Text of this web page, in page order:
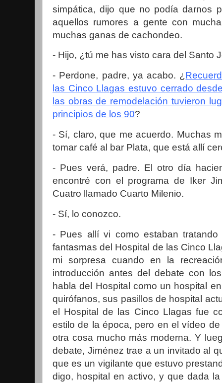
simpática, dijo que no podía darnos
aquellos rumores a gente con
muchas ganas de cachondeo.
- Hijo, ¿tú me has visto cara del Santo
- Perdone, padre, ya acabo. ¿
las Cinco Llagas estuvo cerrado
las obras de remodelación tuvieron
principios de los 90?
- Sí, claro, que me acuerdo. Muchas
tomar café al bar Plata, que está allí
- Pues verá, padre. El otro día
encontré con el programa de Iker
Cuatro llamado Cuarto Milenio.
- Sí, lo conozco.
- Pues allí vi como estaban
fantasmas del Hospital de las Cinco
mi sorpresa cuando en la
introducción antes del debate con
habla del Hospital como un hospital
quirófanos, sus pasillos de hospital
el Hospital de las Cinco Llagas fue
estilo de la época, pero en el vídeo
otra cosa mucho más moderna. Y
debate, Jiménez trae a un invitado al
que es un vigilante que estuvo
digo, hospital en activo, y que dada